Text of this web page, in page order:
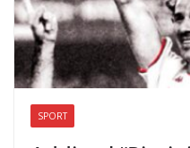
SPORT